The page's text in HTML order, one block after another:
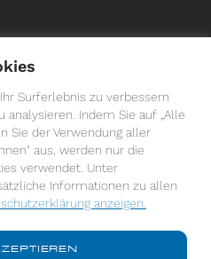
Surferlebnis zu verbessern
Indem Sie auf „Alle
Sie der Verwendung aller
aus, werden nur die
verwendet. Unter
Informationen zu allen
anzeigen.